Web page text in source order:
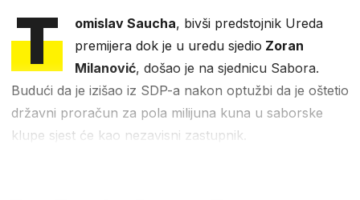
T omislav Saucha, bivši predstojnik Ureda
premijera dok je u uredu sjedio Zoran
Milanović, došao je na sjednicu Sabora.
Budući da je izišao iz SDP-a nakon optužbi da je oštetio
državni proračun za pola milijuna kuna u saborske
klupe sjest će kao nezavisni zastupnik.